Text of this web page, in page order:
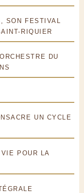
SON FESTIVAL
RIQUIER
DU
UN CYCLE
POUR LA